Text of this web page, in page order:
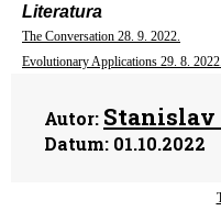
Literatura
The Conversation 28. 9. 2022.
Evolutionary Applications 29. 8. 2022.
Autor:
Datum: 01.10.2022